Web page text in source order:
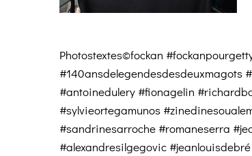
Photostextes©fockan
#140ansdelegendesdesdeuxmagots
#antoinedulery #fionagelin
#sylvieortegamunos
#sandrinesarroche #romaneserra
#alexandresilgegovic